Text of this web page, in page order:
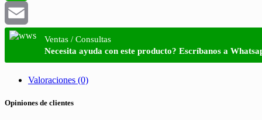
WhatsApp
Email
Ventas / Consultas
Necesita ayuda con este producto? Escríbanos a
Valoraciones (0)
Opiniones de clientes